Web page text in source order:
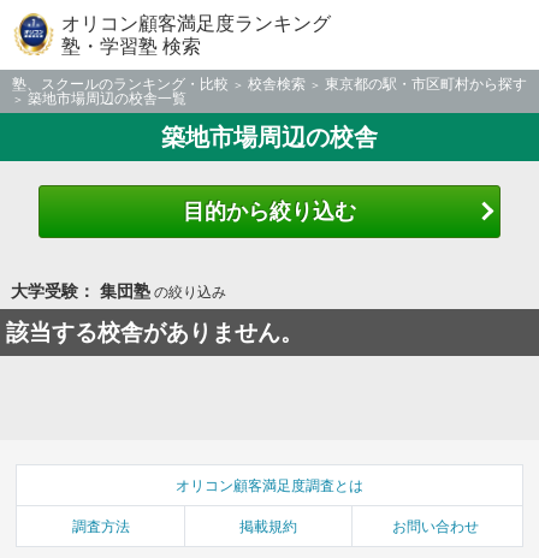
オリコン顧客満足度ランキング
塾・学習塾 検索
塾、スクールのランキング・比較 校舎検索
東京都の駅・市区町村から探す
築地市場周辺の校舎一覧
築地市場周辺の校舎
目的から絞り込む
大学受験： 集団塾の絞り込み
該当する校舎がありません。
オリコン顧客満足度調査とは
調査方法 掲載規約 お問い合わせ